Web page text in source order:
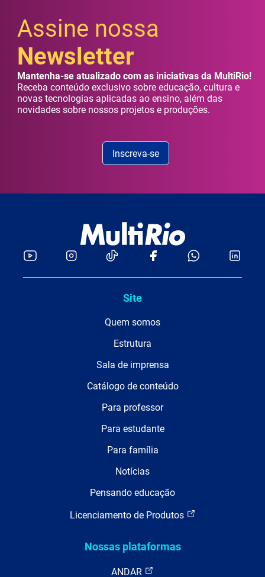
Assine nossa
Newsletter
Mantenha-se atualizado com as iniciativas da MultiRio!
Receba conteúdo exclusivo sobre educação, cultura e
novas tecnologias aplicadas ao ensino, além das
novidades sobre nossos projetos e produções.
Inscreva-se
Site
Quem somos
Estrutura
Sala de imprensa
Catálogo de conteúdo
Para professor
Para estudante
Para família
Notícias
Pensando educação
Licenciamento de Produtos
Nossas plataformas
ANDAR